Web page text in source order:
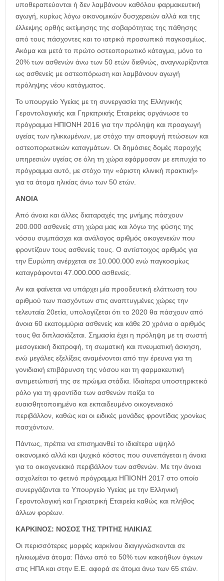
υποθεραπεύονται ή δεν λαμβάνουν καθόλου φαρμακευτική
αγωγή, κυρίως λόγω οικονομικών δυσχερειών αλλά και της
έλλειψης ορθής εκτίμησης της σοβαρότητας της πάθησης
από τους πάσχοντες και το ιατρικό προσωπικό παγκοσμίως.
Ακόμα και μετά το πρώτο οστεοπορωτικό κάταγμα, μόνο το
20% των ασθενών άνω των 50 ετών διεθνώς, αναγνωρίζονται
ως ασθενείς με οστεοπόρωση και λαμβάνουν αγωγή
πρόληψης νέου κατάγματος.
Το υπουργείο Υγείας με τη συνεργασία της Ελληνικής
Γεροντολογικής και Γηριατρικής Εταιρείας οργάνωσε το
πρόγραμμα ΗΠΙΟΝΗ 2016 για την πρόληψη και προαγωγή
υγείας των ηλικιωμένων, με στόχο την αποφυγή πτώσεων και
οστεοπορωτικών καταγμάτων. Οι δημόσιες δομές παροχής
υπηρεσιών υγείας σε όλη τη χώρα εφάρμοσαν με επιτυχία το
πρόγραμμα αυτό, με στόχο την «άριστη κλινική πρακτική»
για τα άτομα ηλικίας άνω των 50 ετών.
ΑΝΟΙΑ
Από άνοια και άλλες διαταραχές της μνήμης πάσχουν
200.000 ασθενείς στη χώρα μας και λόγω της φύσης της
νόσου συμπάσχει και ανάλογος αριθμός οικογενειών που
φροντίζουν τους ασθενείς τους. Ο αντίστοιχος αριθμός για
την Ευρώπη ανέρχεται σε 10.000.000 ενώ παγκοσμίως
καταγράφονται 47.000.000 ασθενείς.
Αν και φαίνεται να υπάρχει μία προοδευτική ελάττωση του
αριθμού των πασχόντων στις αναπτυγμένες χώρες την
τελευταία 20ετία, υπολογίζεται ότι το 2020 θα πάσχουν από
άνοια 60 εκατομμύρια ασθενείς και κάθε 20 χρόνια ο αριθμός
τους θα διπλασιάζεται. Σημασία έχει η πρόληψη με τη σωστή
μεσογειακή διατροφή, τη σωματική και πνευματική άσκηση,
ενώ μεγάλες εξελίξεις αναμένονται από την έρευνα για τη
γονιδιακή επιβάρυνση της νόσου και τη φαρμακευτική
αντιμετώπισή της σε πρώιμα στάδια. Ιδιαίτερα υποστηρικτικό
ρόλο για τη φροντίδα των ασθενών παίζει το
ευαισθητοποιημένο και εκπαιδευμένο οικογενειακό
περιβάλλον, καθώς και οι ειδικές μονάδες φροντίδας χρονίως
πασχόντων.
Πάντως, πρέπει να επισημανθεί το ιδιαίτερα υψηλό
οικονομικό αλλά και ψυχικό κόστος που συνεπάγεται η άνοια
για το οικογενειακό περιβάλλον των ασθενών. Με την άνοια
ασχολείται το φετινό πρόγραμμα ΗΠΙΟΝΗ 2017 στο οποίο
συνεργάζονται το Υπουργείο Υγείας με την Ελληνική
Γεροντολογική και Γηριατρική Εταιρεία καθώς και πλήθος
άλλων φορέων.
ΚΑΡΚΙΝΟΣ: ΝΟΣΟΣ ΤΗΣ ΤΡΙΤΗΣ ΗΛΙΚΙΑΣ
Οι περισσότερες μορφές καρκίνου διαγιγνώσκονται σε
ηλικιωμένα άτομα: Πάνω από το 50% των κακοήθων όγκων
στις ΗΠΑ και στην Ε.Ε. αφορά σε άτομα άνω των 65 ετών.